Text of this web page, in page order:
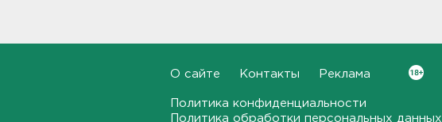
О сайте Контакты Реклама
Политика конфиденциальности
Политика обработки персональных данных